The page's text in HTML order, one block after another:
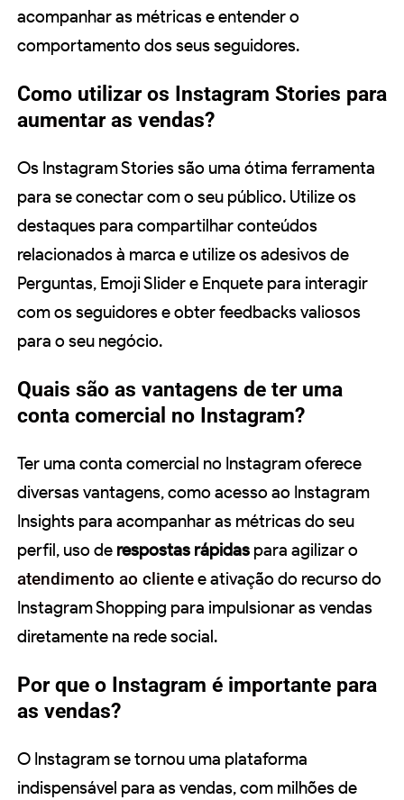
acompanhar as métricas e entender o
comportamento dos seus seguidores.
Como utilizar os Instagram Stories para
aumentar as vendas?
Os Instagram Stories são uma ótima ferramenta
para se conectar com o seu público. Utilize os
destaques para compartilhar conteúdos
relacionados à marca e utilize os adesivos de
Perguntas, Emoji Slider e Enquete para interagir
com os seguidores e obter feedbacks valiosos
para o seu negócio.
Quais são as vantagens de ter uma
conta comercial no Instagram?
Ter uma conta comercial no Instagram oferece
diversas vantagens, como acesso ao Instagram
Insights para acompanhar as métricas do seu
perfil, uso de respostas rápidas para agilizar o
atendimento ao clientee ativação do recurso do
Instagram Shopping para impulsionar as vendas
diretamente na rede social.
Por que o Instagram é importante para
as vendas?
O Instagram se tornou uma plataforma
indispensável para as vendas, com milhões de